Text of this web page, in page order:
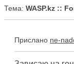
Тема: WASP.kz ::
Прислано ne-